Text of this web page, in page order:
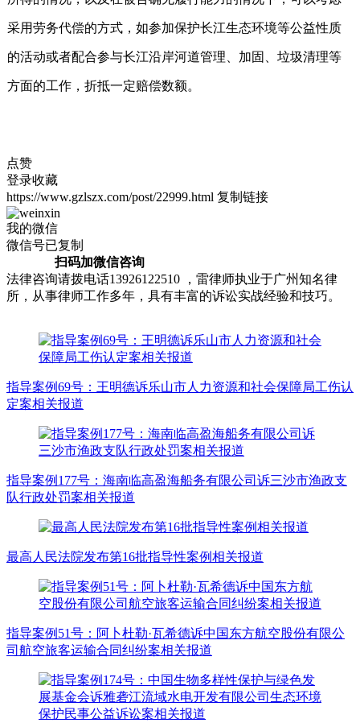
采用劳务代偿的方式，如参加保护长江生态环境等公益性质
的活动或者配合参与长江沿岸河道管理、加固、垃圾清理等
方面的工作，折抵一定赔偿数额。
点赞
登录收藏
https://www.gzlszx.com/post/22999.html 复制链接
我的微信
微信号已复制
扫码加微信咨询
法律咨询请拨电话13926122510 ，雷律师执业于广州知名律
所，从事律师工作多年，具有丰富的诉讼实战经验和技巧。
指导案例69号：王明德诉乐山市人力资源和社会保障局工伤认
定案相关报道
指导案例177号：海南临高盈海船务有限公司诉三沙市渔政支
队行政处罚案相关报道
最高人民法院发布第16批指导性案例相关报道
指导案例51号：阿卜杜勒·瓦希德诉中国东方航空股份有限公
司航空旅客运输合同纠纷案相关报道